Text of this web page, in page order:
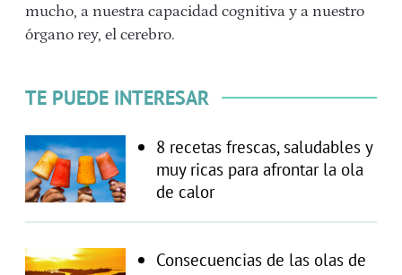
mucho, a nuestra capacidad cognitiva y a nuestro
órgano rey, el cerebro.
TE PUEDE INTERESAR
8 recetas frescas, saludables y
muy ricas para afrontar la ola
de calor
Consecuencias de las olas de